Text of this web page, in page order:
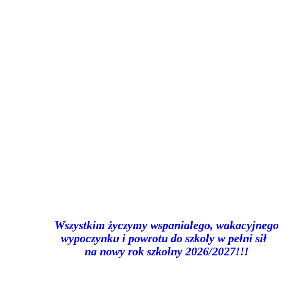
Wszystkim życzymy wspaniałego, wakacyjnego
wypoczynku i powrotu do szkoły w pełni sił
na nowy rok szkolny 2026/2027!!!